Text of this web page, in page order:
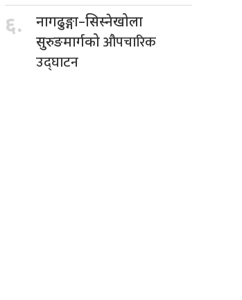
६.
नागढुङ्गा–सिस्नेखोला
सुरुङमार्गकोऔपचारिक
उद्घाटन